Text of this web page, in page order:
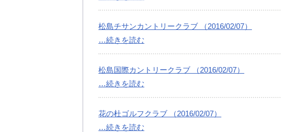
松島チサンカントリークラブ （2016/02/07）
…続きを読む
松島国際カントリークラブ （2016/02/07）
…続きを読む
花の杜ゴルフクラブ （2016/02/07）
…続きを読む